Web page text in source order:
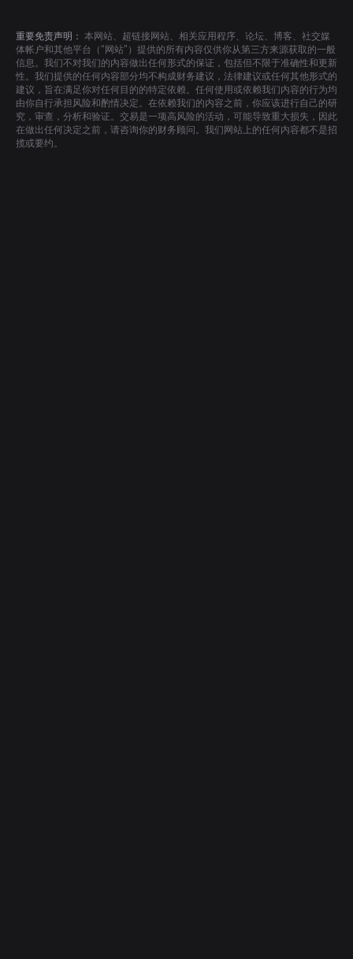
重要免责声明： 本网站、超链接网站、相关应用程序、论坛、博客、社交媒
体帐户和其他平台（“网站”）提供的所有内容仅供你从第三方来源获取的一般
信息。我们不对我们的内容做出任何形式的保证，包括但不限于准确性和更新
性。我们提供的任何内容部分均不构成财务建议，法律建议或任何其他形式的
建议，旨在满足你对任何目的的特定依赖。任何使用或依赖我们内容的行为均
由你自行承担风险和酌情决定。在依赖我们的内容之前，你应该进行自己的研
究，审查，分析和验证。交易是一项高风险的活动，可能导致重大损失，因此
在做出任何决定之前，请咨询你的财务顾问。我们网站上的任何内容都不是招
揽或要约。